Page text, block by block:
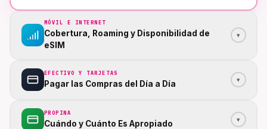
MÓVIL E INTERNET
Cobertura, Roaming y Disponibilidad de
eSIM
▾
EFECTIVO Y TARJETAS
Pagar las Compras del Día a Día ▾
PROPINA
Cuándo y Cuánto Es Apropiado ▾